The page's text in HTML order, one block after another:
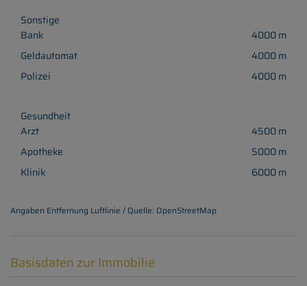
Sonstige
Bank
4000 m
Geldautomat
4000 m
Polizei
4000 m
Gesundheit
Arzt
4500 m
Apotheke
5000 m
Klinik
6000 m
Angaben Entfernung Luftlinie / Quelle: OpenStreetMap
Basisdaten zur Immobilie